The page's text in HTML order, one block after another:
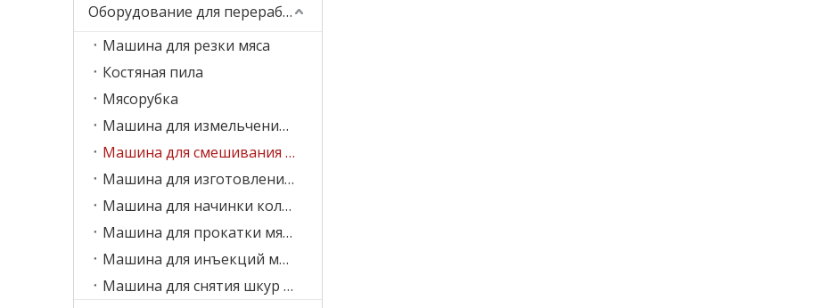
Оборудование для переработки мяса
Машина для резки мяса
Костяная пила
Мясорубка
Машина для измельчения мяса
Машина для смешивания мяса
Машина для изготовления фрикаделек
Машина для начинки колбас
Машина для прокатки мяса
Машина для инъекций мясного солевого раствора
Машина для снятия шкур с мяса